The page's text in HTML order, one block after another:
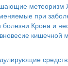
метеоризм
при
Крона и
кишечной